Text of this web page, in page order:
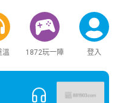
溫 1872玩一陣 登入